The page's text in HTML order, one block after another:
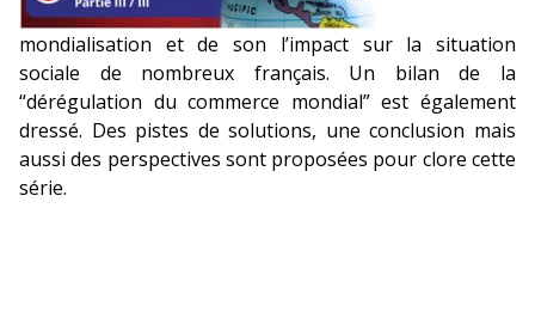
mondialisation et de son l’impact sur la situation
sociale de nombreux français. Un bilan de la
“dérégulation du commerce mondial” est également
dressé. Des pistes de solutions, une conclusion mais
aussi des perspectives sont proposées pour clore cette
série.